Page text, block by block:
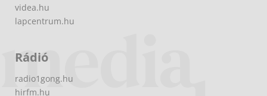
videa.hu
lapcentrum.hu
Rádió
radio1gong.hu
hirfm.hu